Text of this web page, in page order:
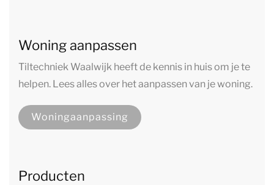
Woning aanpassen
Tiltechniek Waalwijk heeft de kennis in huis om je te
helpen. Lees alles over het aanpassen van je woning.
Woningaanpassing
Producten